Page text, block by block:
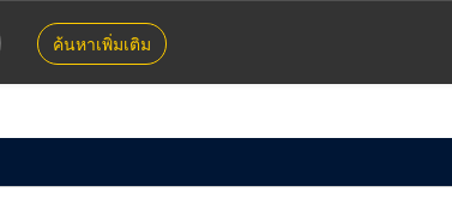
ค้นหาเพิ่มเติม